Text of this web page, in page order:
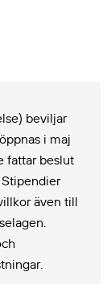
) beviljar
i maj
fattar beslut
även till